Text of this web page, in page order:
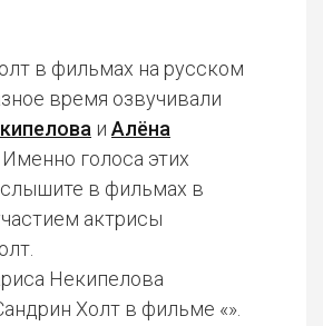
в фильмах на русском
время озвучивали
и Алёна
. Именно голоса этих
в фильмах в
актрисы
Некипелова
Холт в фильме «».